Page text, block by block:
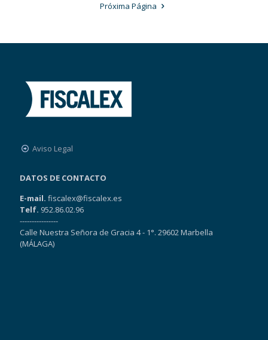
Próxima Página
Aviso Legal
DATOS DE CONTACTO
E-mail. fiscalex@fiscalex.es
Telf. 952.86.02.96
----------------
Calle Nuestra Señora de Gracia 4 - 1°. 29602 Marbella
(MÁLAGA)